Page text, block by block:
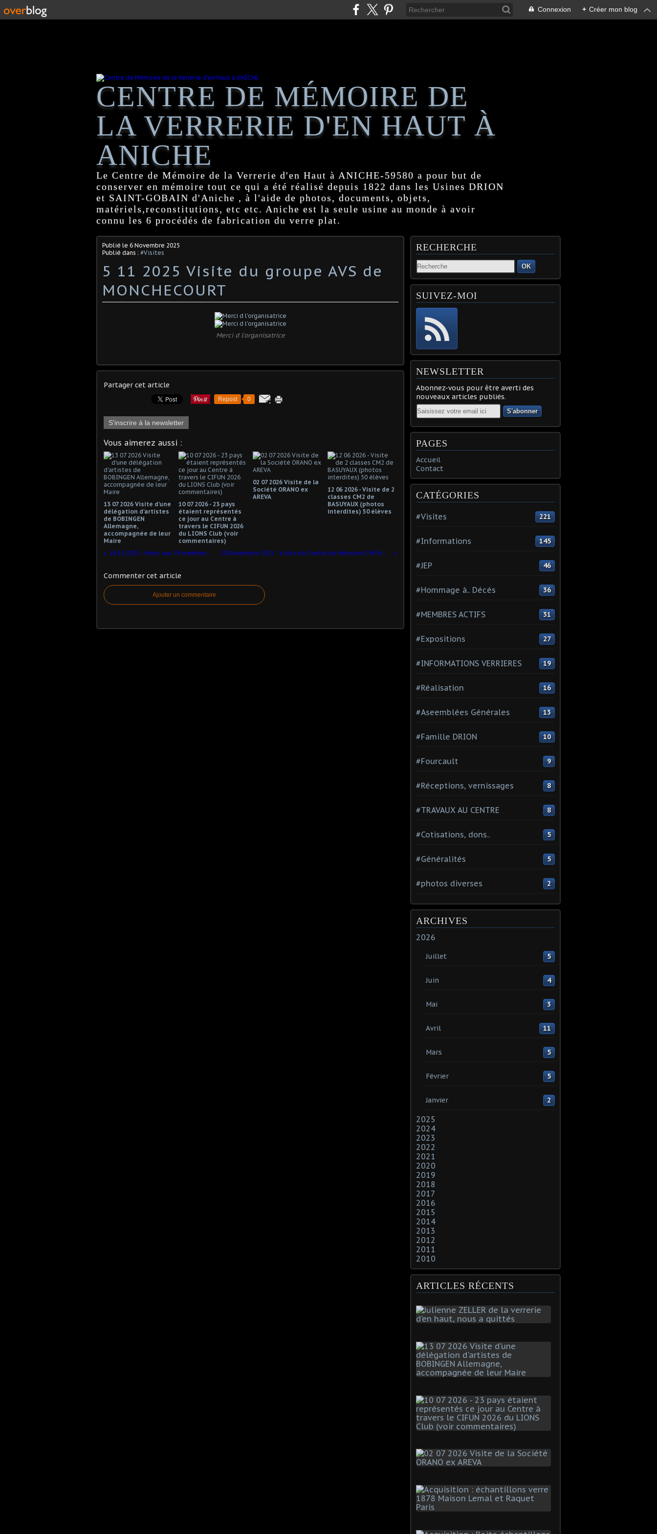
Connexion + Créer mon blog
CENTRE DE MÉMOIRE DE
LA VERRERIE D'EN HAUT À
ANICHE
Le Centre de Mémoire de la Verrerie d'en Haut à ANICHE-59580 a pour but de
conserver en mémoire tout ce qui a été réalisé depuis 1822 dans les Usines DRION
et SAINT-GOBAIN d'Aniche , à l'aide de photos, documents, objets,
matériels,reconstitutions, etc etc. Aniche est la seule usine au monde à avoir
connu les 6 procédés de fabrication du verre plat.
Publié le 6 Novembre 2025
Publié dans : #Visites
5 11 2025 Visite du groupe AVS de
MONCHECOURT
Merci d l'organisatrice
Partager cet article
Repost 0
S'inscrire à la newsletter
Vous aimerez aussi :
13 07 2026 Visite d'une
délégation d'artistes
de BOBINGEN
Allemagne,
accompagnée de leur
Maire
10 07 2026 - 23 pays
étaient représentés
ce jour au Centre à
travers le CIFUN 2026
du LIONS Club (voir
commentaires)
02 07 2026 Visite de la
Société ORANO ex
AREVA
12 06 2026 - Visite de 2
classes CM2 de
BASUYAUX (photos
interdites) 50 élèves
26 10 2025 - Merci aux 76 membres du CAR Pays des Sources de Ressons sur Matz 20 Novembre 2025 - Visite du Centre de Mémoire CMVH D'Aniche, de membres du CA de l'Amicale des retraités de Saint-Gobain
Commenter cet article
Ajouter un commentaire
RECHERCHE
OK
SUIVEZ-MOI
NEWSLETTER
Abonnez-vous pour être averti des
nouveaux articles publiés.
Email
PAGES
Accueil
Contact
CATÉGORIES
#Visites 221
#Informations 145
#JEP 46
#Hommage à.. Décés 36
#MEMBRES ACTIFS 31
#Expositions 27
#INFORMATIONS VERRIERES 19
#Réalisation 16
#Aseemblées Générales 13
#Famille DRION 10
#Fourcault 9
#Réceptions, vernissages 8
#TRAVAUX AU CENTRE 8
#Cotisations, dons.. 5
#Généralités 5
#photos diverses 2
ARCHIVES
2026
Juillet 5
Juin 4
Mai 3
Avril 11
Mars 5
Février 5
Janvier 2
2025
2024
2023
2022
2021
2020
2019
2018
2017
2016
2015
2014
2013
2012
2011
2010
ARTICLES RÉCENTS